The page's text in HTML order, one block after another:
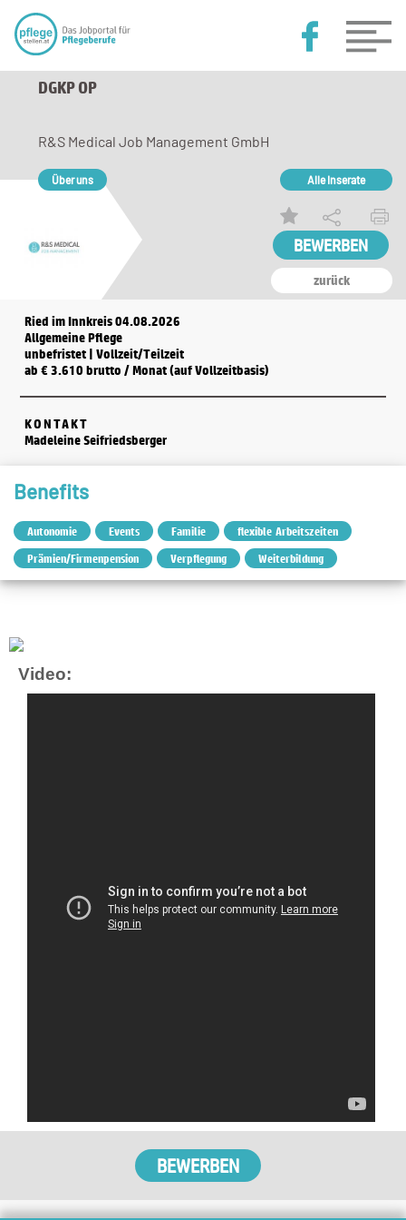
DGKP OP
zurück
R&S Medical Job Management GmbH
Über uns Alle Inserate
Ried im Innkreis 04.08.2026
Allgemeine Pflege
unbefristet | Vollzeit/Teilzeit
ab € 3.610 brutto / Monat (auf Vollzeitbasis)
KONTAKT
Madeleine Seifriedsberger
Benefits
Autonomie Events Familie
flexible Arbeitszeiten
Prämien/Firmenpension
Verpflegung Weiterbildung
Video: